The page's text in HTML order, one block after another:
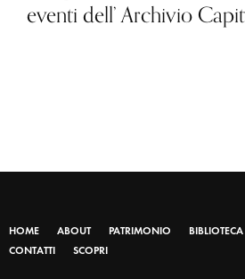
eventi dell’ Archivio
HOME ABOUT PATRIMONIO
CONTATTI
SCOPRI